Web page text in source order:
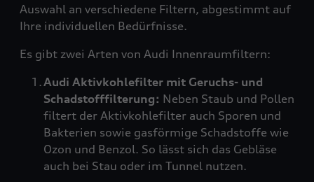
Auswahl an verschiedene Filtern, abgestimmt auf
Ihre individuellen Bedürfnisse.
Es gibt zwei Arten von Audi Innenraumfiltern:
Audi Aktivkohlefilter mit Geruchs- und
Schadstofffilterung: Neben Staub und Pollen
filtert der Aktivkohlefilter auch Sporen und
Bakterien sowie gasförmige Schadstoffe wie
Ozon und Benzol. So lässt sich das Gebläse
auch bei Stau oder im Tunnel nutzen.